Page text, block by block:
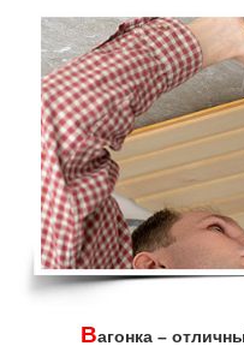
Вагонка –